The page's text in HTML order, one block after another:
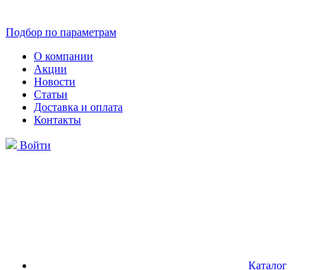
Подбор по параметрам
О компании
Акции
Новости
Статьи
Доставка и оплата
Контакты
Войти
Каталог